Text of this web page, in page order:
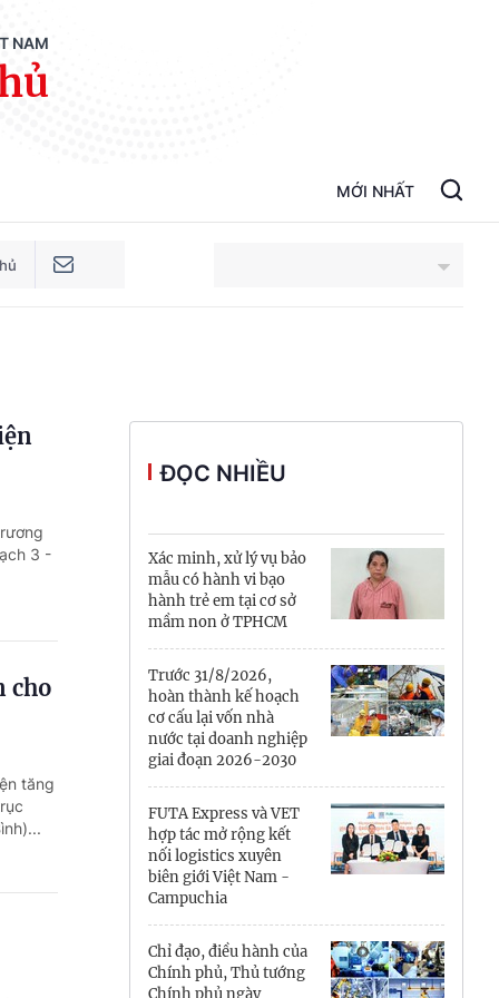
NAM
MỚI NHẤT
Cần Thơ
Điện Biên
Đắk Lắk
Đồng Nai
Đồng Tháp
Gia Lai
Hà Nội
Hồ Chí Minh
Hà Tĩnh
3 -
cho
tăng
ĐỌC NHIỀU
Xác minh, xử lý vụ bảo
mẫu có hành vi bạo
hành trẻ em tại cơ sở
mầm non ở TPHCM
Trước 31/8/2026,
hoàn thành kế hoạch
cơ cấu lại vốn nhà
nước tại doanh nghiệp
giai đoạn 2026-2030
FUTA Express và VET
hợp tác mở rộng kết
nối logistics xuyên
biên giới Việt Nam -
Campuchia
Chỉ đạo, điều hành của
Chính phủ, Thủ tướng
Chính phủ ngày